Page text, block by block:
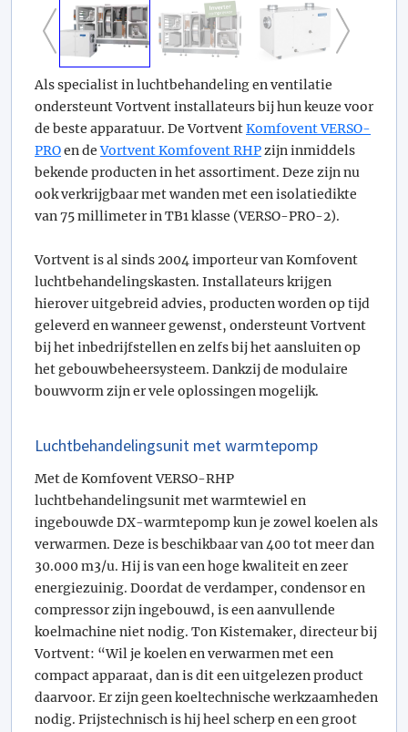
Als specialist in luchtbehandeling en ventilatie
ondersteunt Vortvent installateurs bij hun keuze voor
de beste apparatuur. De VortventKomfovent VERSO-
PROen deVortvent Komfovent RHPzijn inmiddels
bekende producten in het assortiment. Deze zijn nu
ook verkrijgbaar met wanden met een isolatiedikte
van 75 millimeter in TB1 klasse (VERSO-PRO-2).
Vortvent is al sinds 2004 importeur van Komfovent
luchtbehandelingskasten. Installateurs krijgen
hierover uitgebreid advies, producten worden op tijd
geleverd en wanneer gewenst, ondersteunt Vortvent
bij het inbedrijfstellen en zelfs bij het aansluiten op
het gebouwbeheersysteem. Dankzij de modulaire
bouwvorm zijn er vele oplossingen mogelijk.
Luchtbehandelingsunit met warmtepomp
Met de Komfovent VERSO-RHP
luchtbehandelingsunit met warmtewiel en
ingebouwde DX-warmtepomp kun je zowel koelen als
verwarmen. Deze is beschikbaar van 400 tot meer dan
30.000 m3/u. Hij is van een hoge kwaliteit en zeer
energiezuinig. Doordat de verdamper, condensor en
compressor zijn ingebouwd, is een aanvullende
koelmachine niet nodig. Ton Kistemaker, directeur bij
Vortvent: “Wil je koelen en verwarmen met een
compact apparaat, dan is dit een uitgelezen product
daarvoor. Er zijn geen koeltechnische werkzaamheden
nodig. Prijstechnisch is hij heel scherp en een groot